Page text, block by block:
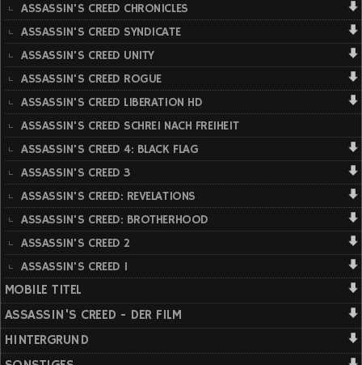
ASSASSIN'S CREED CHRONICLES
ASSASSIN'S CREED SYNDICATE
ASSASSIN'S CREED UNITY
ASSASSIN'S CREED ROGUE
ASSASSIN'S CREED LIBERATION HD
ASSASSIN'S CREED SCHREI NACH FREIHEIT
ASSASSIN'S CREED 4: BLACK FLAG
ASSASSIN'S CREED 3
ASSASSIN'S CREED: REVELATIONS
ASSASSIN'S CREED: BROTHERHOOD
ASSASSIN'S CREED 2
ASSASSIN'S CREED 1
MOBILE TITEL
ASSASSIN'S CREED - DER FILM
HINTERGRUND